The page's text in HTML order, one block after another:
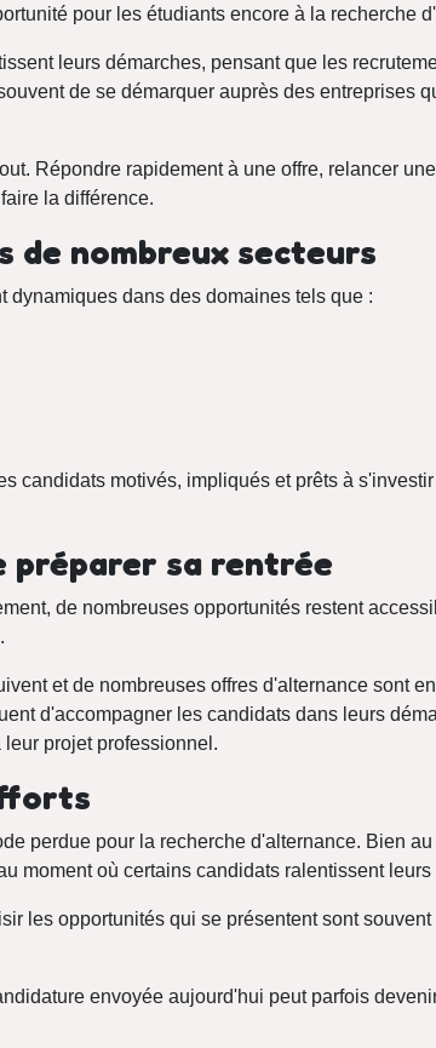
pour les étudiants encore à la recherche
leurs démarches, pensant que les
de se démarquer auprès des entreprises
Répondre rapidement à une offre, relancer
la différence.
de nombreux secteurs
dynamiques dans des domaines tels que :
candidats motivés, impliqués et prêts à
préparer sa rentrée
de nombreuses opportunités restent
et de nombreuses offres d'alternance sont
d'accompagner les candidats dans leurs
projet professionnel.
perdue pour la recherche d'alternance. Bien
moment où certains candidats ralentissent leurs
les opportunités qui se présentent sont
envoyée aujourd'hui peut parfois